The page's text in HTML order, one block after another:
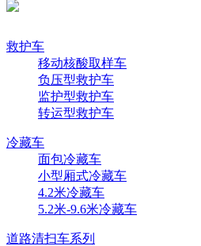
救护车
移动核酸取样车
负压型救护车
监护型救护车
转运型救护车
冷藏车
面包冷藏车
小型厢式冷藏车
4.2米冷藏车
5.2米-9.6米冷藏车
道路清扫车系列